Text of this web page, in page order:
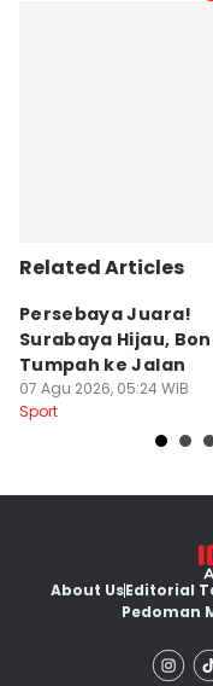
Related Articles
Persebaya Juara!
Surabaya Hijau,
Tumpah ke Jalan
07 Agu 2026, 05:24 WIB
Sport
About UsEditorial
Pedoman